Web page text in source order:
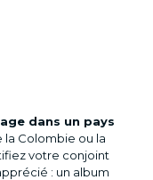
dans un pays
la Colombie ou la
votre conjoint
: un album